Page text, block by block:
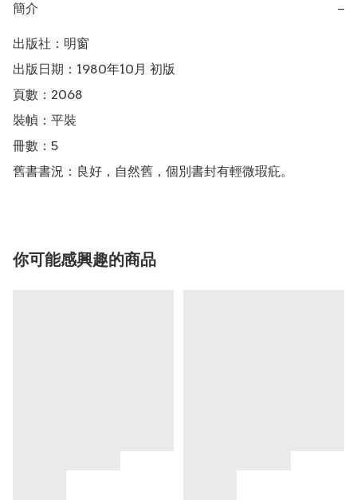
簡介 −
出版社：明窗
出版日期：1980年10月 初版
頁數：2068
裝幀：平裝
冊數：5
舊書書況：良好，自然舊，個別書封有輕微瑕疪。
你可能感興趣的商品